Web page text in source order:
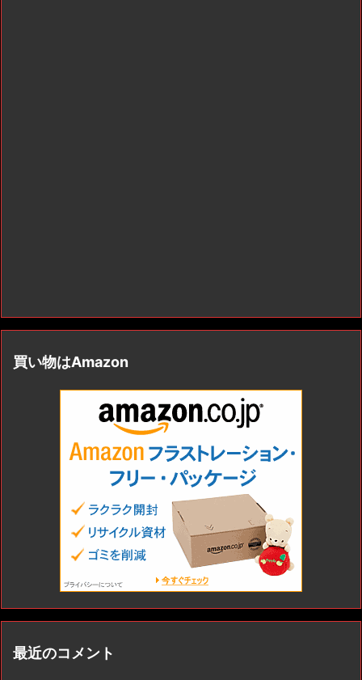
買い物はAmazon
最近のコメント